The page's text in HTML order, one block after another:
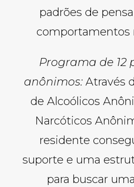
padrões de
comportamentos
Programa de 12
anônimos:Através
de Alcoólicos
Narcóticos
residente
suporte e uma
para buscar